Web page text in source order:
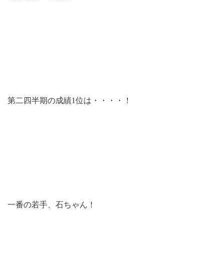
第二四半期の成績1位は・・・・！
一番の若手、石ちゃん！